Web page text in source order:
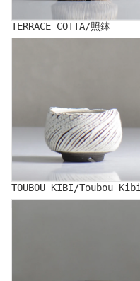
TERRACE COTTA/照鉢
TOUBOU_KIBI/Toubou Kibi
TOUBOU_KIBI/Toubou Kibi